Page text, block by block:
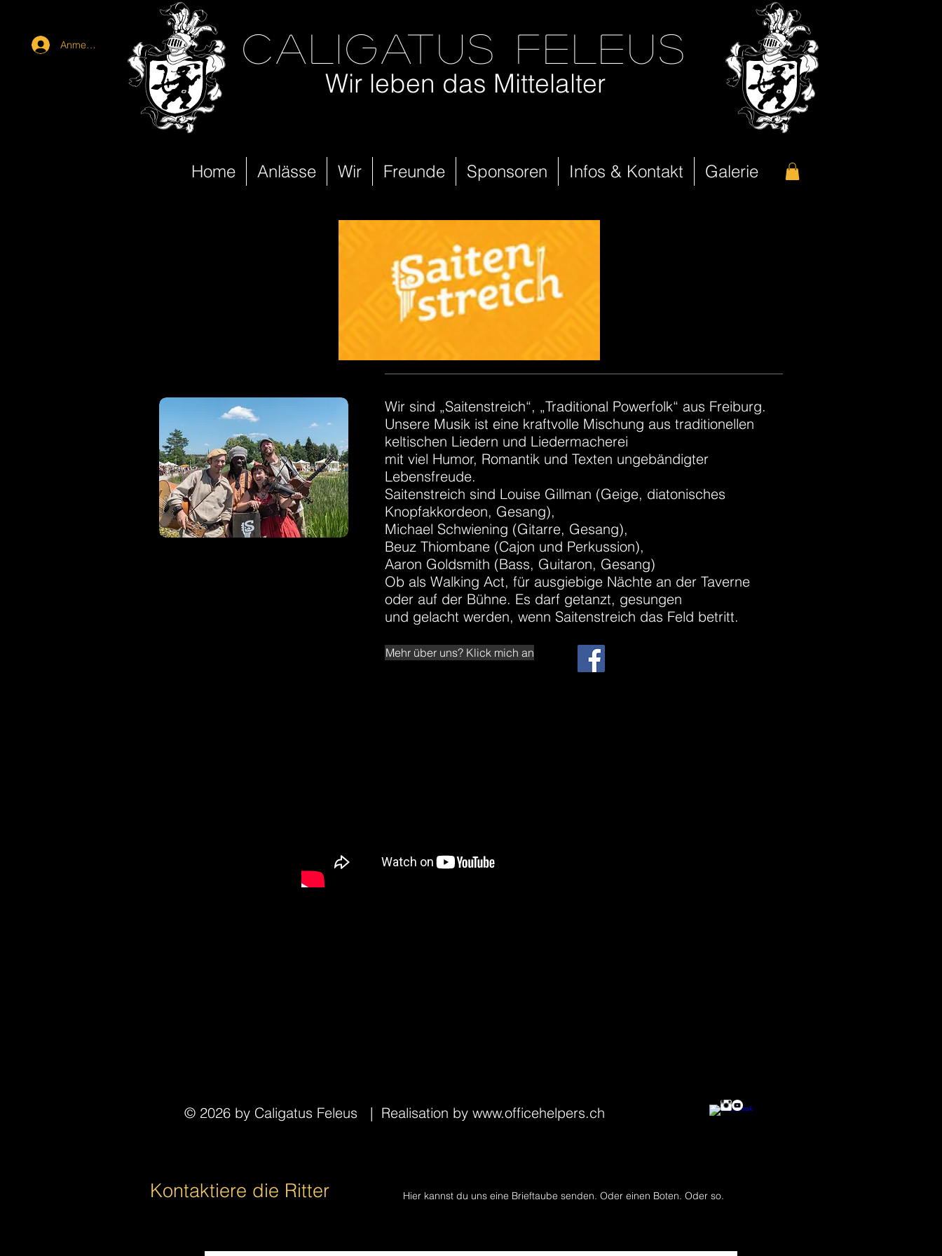
Anmelden caligatus feleus
Wir leben das Mittelalter
Home Anlässe Wir Freunde Sponsoren Infos & Kontakt Galerie
Mehr über uns? Klick mich an
Wir sind „Saitenstreich“, „Traditional Powerfolk“ aus Freiburg.
Unsere Musik ist eine kraftvolle Mischung aus traditionellen
keltischen Liedern und Liedermacherei
mit viel Humor, Romantik und Texten ungebändigter
Lebensfreude.
Saitenstreich sind Louise Gillman (Geige, diatonisches
Knopfakkordeon, Gesang),
Michael Schwiening (Gitarre, Gesang),
Beuz Thiombane (Cajon und Perkussion),
Aaron Goldsmith (Bass, Guitaron, Gesang)
Ob als Walking Act, für ausgiebige Nächte an der Taverne
oder auf der Bühne. Es darf getanzt, gesungen
und gelacht werden, wenn Saitenstreich das Feld betritt.
© 2026 by Caligatus Feleus | Realisation by www.officehelpers.ch
Kontaktiere die Ritter Hier kannst du uns eine Brieftaube senden. Oder einen Boten. Oder so.